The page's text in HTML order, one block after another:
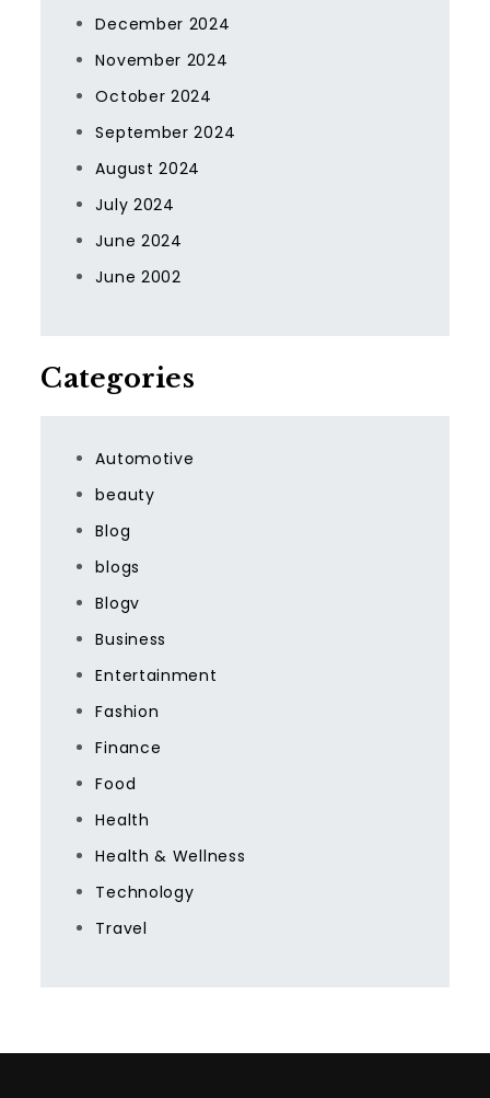
December 2024
November 2024
October 2024
September 2024
August 2024
July 2024
June 2024
June 2002
Categories
Automotive
beauty
Blog
blogs
Blogv
Business
Entertainment
Fashion
Finance
Food
Health
Health & Wellness
Technology
Travel